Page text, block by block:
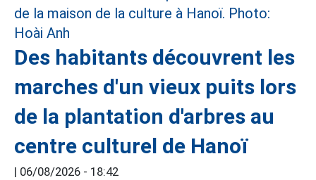
Des habitants découvrent les
marches d'un vieux puits lors
de la plantation d'arbres au
centre culturel de Hanoï
06/08/2026 - 18:42